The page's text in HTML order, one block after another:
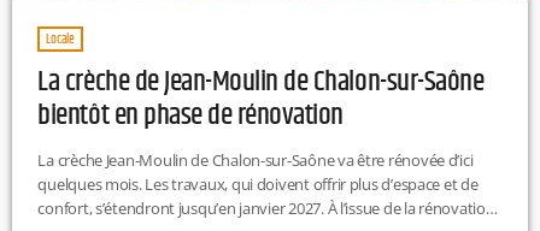
Locale
La crèche de Jean-Moulin de Chalon-sur-Saône
bientôt en phase de rénovation
La crèche Jean-Moulin de Chalon-sur-Saône va être rénovée d’ici
quelques mois. Les travaux, qui doivent offrir plus d’espace et de
confort, s’étendront jusqu’en janvier 2027. À l’issue de la rénovation,